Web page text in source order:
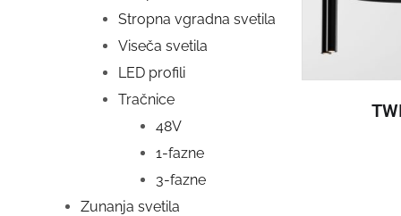
Stropna vgradna svetila
Viseča svetila
LED profili
Tračnice
48V
1-fazne
3-fazne
Zunanja svetila